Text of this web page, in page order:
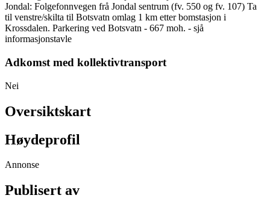
Jondal: Folgefonnvegen frå Jondal sentrum (fv. 550 og fv. 107) Ta
til venstre/skilta til Botsvatn omlag 1 km etter bomstasjon i
Krossdalen. Parkering ved Botsvatn - 667 moh. - sjå
informasjonstavle
Adkomst med kollektivtransport
Nei
Oversiktskart
Høydeprofil
Annonse
Publisert av